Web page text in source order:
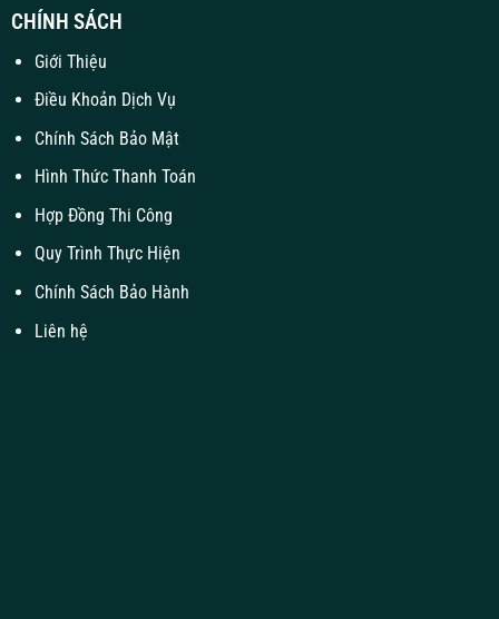
CHÍNH SÁCH
Giới Thiệu
Điều Khoản Dịch Vụ
Chính Sách Bảo Mật
Hình Thức Thanh Toán
Hợp Đồng Thi Công
Quy Trình Thực Hiện
Chính Sách Bảo Hành
Liên hệ